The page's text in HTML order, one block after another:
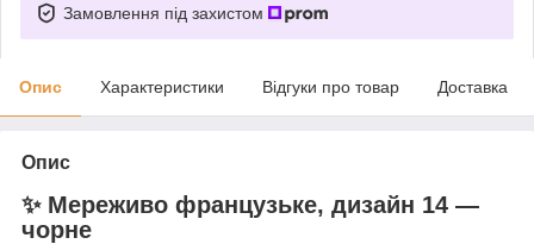
Замовлення під захистом
Опис Характеристики Відгуки про товар Доставка
Опис
✨ Мереживо французьке, дизайн 14 —
чорне